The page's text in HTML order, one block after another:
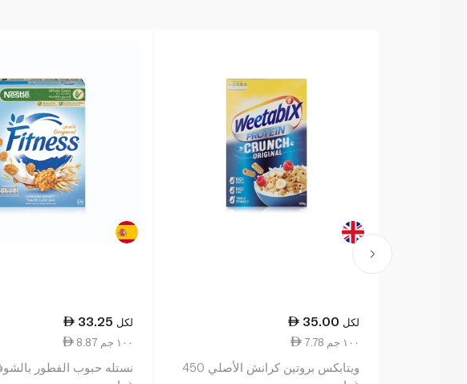
35.00 لكل
7.78 ١٠٠ جم
ويتابكس بروتين كرانش الأصلي 450
33.25 لكل
8.87 ١٠٠ جم